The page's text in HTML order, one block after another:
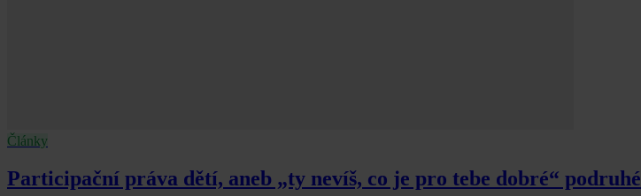
Články
Participační práva dětí, aneb „ty nevíš, co je pro tebe dobré“ podruhé